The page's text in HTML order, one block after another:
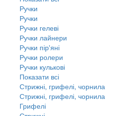
Ручки
Ручки
Ручки гелеві
Ручки лайнери
Ручки пір'яні
Ручки ролери
Ручки кулькові
Показати всі
Стрижні, грифелі, чорнила
Стрижні, грифелі, чорнила
Грифелі